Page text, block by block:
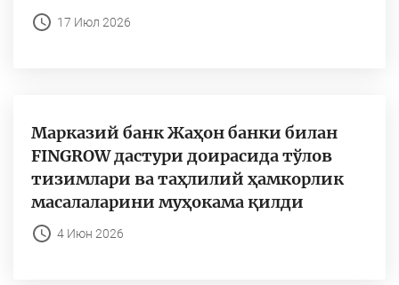
17 Июл 2026
Марказий банк Жаҳон банки билан
FINGROW дастури доирасида тўлов
тизимлари ва таҳлилий ҳамкорлик
масалаларини муҳокама қилди
4 Июн 2026